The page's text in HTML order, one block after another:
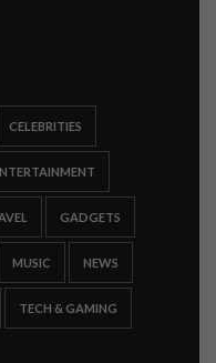
CELEBRITIES
GADGETS
MUSIC NEWS
TECH & GAMING